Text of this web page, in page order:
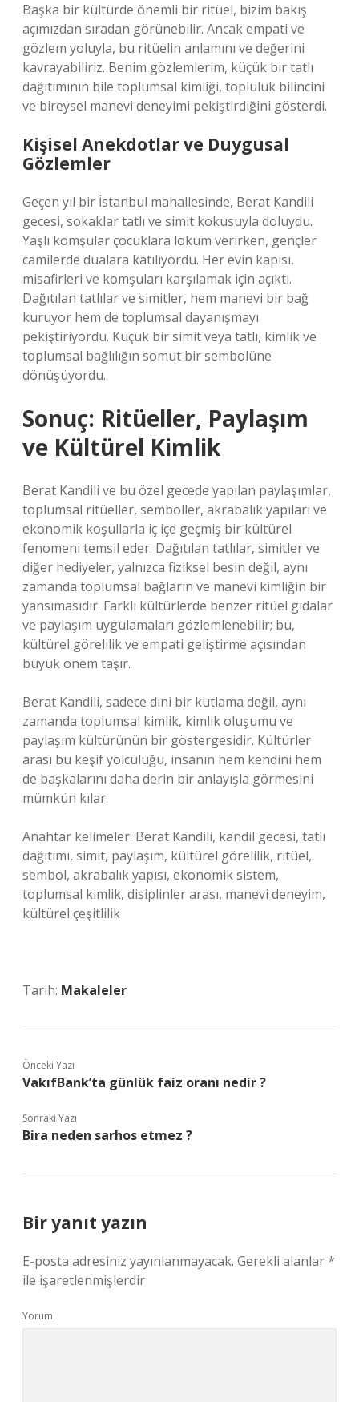
Başka bir kültürde önemli bir ritüel, bizim bakış
açımızdan sıradan görünebilir. Ancak empati ve
gözlem yoluyla, bu ritüelin anlamını ve değerini
kavrayabiliriz. Benim gözlemlerim, küçük bir tatlı
dağıtımının bile toplumsal kimliği, topluluk bilincini
ve bireysel manevi deneyimi pekiştirdiğini gösterdi.
Kişisel Anekdotlar ve Duygusal
Gözlemler
Geçen yıl bir İstanbul mahallesinde, Berat Kandili
gecesi, sokaklar tatlı ve simit kokusuyla doluydu.
Yaşlı komşular çocuklara lokum verirken, gençler
camilerde dualara katılıyordu. Her evin kapısı,
misafirleri ve komşuları karşılamak için açıktı.
Dağıtılan tatlılar ve simitler, hem manevi bir bağ
kuruyor hem de toplumsal dayanışmayı
pekiştiriyordu. Küçük bir simit veya tatlı, kimlikve
toplumsal bağlılığın somut bir sembolüne
dönüşüyordu.
Sonuç: Ritüeller, Paylaşım
ve Kültürel Kimlik
Berat Kandili ve bu özel gecede yapılan paylaşımlar,
toplumsal ritüeller, semboller, akrabalık yapıları ve
ekonomik koşullarla iç içe geçmiş bir kültürel
fenomeni temsil eder. Dağıtılan tatlılar, simitler ve
diğer hediyeler, yalnızca fiziksel besin değil, aynı
zamanda toplumsal bağların ve manevi kimliğin bir
yansımasıdır. Farklı kültürlerde benzer ritüel gıdalar
ve paylaşım uygulamaları gözlemlenebilir; bu,
kültürel görelilik ve empati geliştirme açısından
büyük önem taşır.
Berat Kandili, sadece dini bir kutlama değil, aynı
zamanda toplumsal kimlik, kimlikoluşumu ve
paylaşım kültürünün bir göstergesidir. Kültürler
arası bu keşif yolculuğu, insanın hem kendini hem
de başkalarını daha derin bir anlayışla görmesini
mümkün kılar.
Anahtar kelimeler: Berat Kandili, kandil gecesi, tatlı
dağıtımı, simit, paylaşım, kültürel görelilik, ritüel,
sembol, akrabalık yapısı, ekonomik sistem,
toplumsal kimlik, disiplinler arası, manevi deneyim,
kültürel çeşitlilik
Tarih: Makaleler
Önceki Yazı
VakıfBank’ta günlük faiz oranı nedir ?
Sonraki Yazı
Bira neden sarhos etmez ?
Bir yanıt yazın
E-posta adresiniz yayınlanmayacak. Gerekli alanlar*
ile işaretlenmişlerdir
Yorum